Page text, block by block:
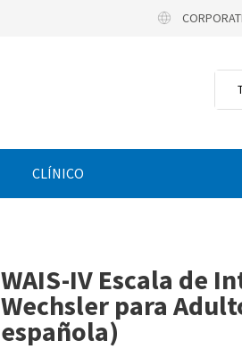
CLÍNICO
WAIS-IV Escala de
Wechsler para
española)